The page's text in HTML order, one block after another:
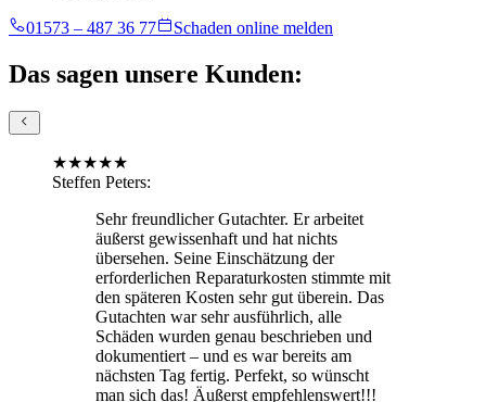
01573 – 487 36 77 Schaden online melden
Das sagen unsere Kunden:
★★★★★
Steffen Peters:
Sehr freundlicher Gutachter. Er arbeitet
äußerst gewissenhaft und hat nichts
übersehen. Seine Einschätzung der
erforderlichen Reparaturkosten stimmte mit
den späteren Kosten sehr gut überein. Das
Gutachten war sehr ausführlich, alle
Schäden wurden genau beschrieben und
dokumentiert – und es war bereits am
nächsten Tag fertig. Perfekt, so wünscht
man sich das! Äußerst empfehlenswert!!!